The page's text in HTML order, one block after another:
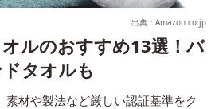
出典：Amazon.co.jp
ルのおすすめ13選！バ
タオルも
素材や製法など厳しい認証基準をク